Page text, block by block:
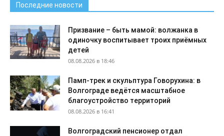
Последние новости
Призвание – быть мамой: волжанка в
одиночку воспитывает троих приёмных
детей
08.08.2026 в 18:46
Памп-трек и скульптура Говорухина: в
Волгограде ведётся масштабное
благоустройство территорий
08.08.2026 в 16:41
Волгоградский пенсионер отдал